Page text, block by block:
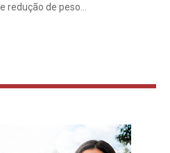
redução de peso…